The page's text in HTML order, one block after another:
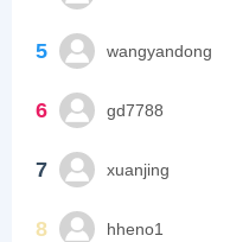
5 wangyandong
6 gd7788
7 xuanjing
8 hheno1